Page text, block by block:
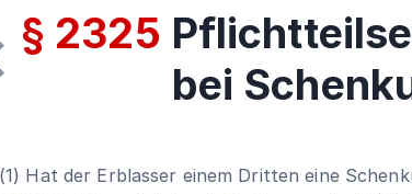
§ 2325
bei
(1) Hat der Erblasser einem Dritten eine